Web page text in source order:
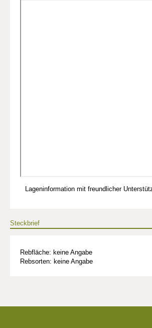
Lageninformation mit freundlicher
Steckbrief
Rebfläche: keine Angabe
Rebsorten: keine Angabe